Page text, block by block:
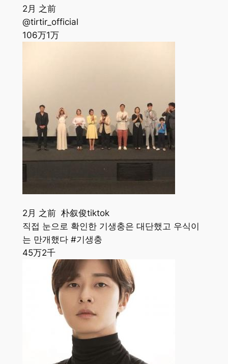
2月 之前
@tirtir_official
106万1万
2月 之前 朴叙俊tiktok
직접 눈으로 확인한 기생충은 대단했고 우식이
는 만개했다 #기생충
45万2千